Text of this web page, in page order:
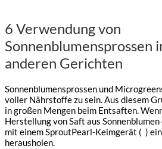
6 Verwendung von
Sonnenblumensprossen
anderen Gerichten
Sonnenblumensprossen und
voller Nährstoffe zu sein. Aus diesem
in großen Mengen beim Entsaften.
Herstellung von Saft aus
mit einem SproutPearl-Keimgerät ( )
herausholen.